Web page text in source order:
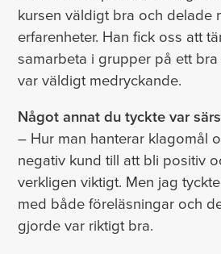
kursen väldigt bra och delade
erfarenheter. Han fick oss att
samarbeta i grupper på ett
var väldigt medryckande.
Något annat du tyckte var
– Hur man hanterar klagomål
negativ kund till att bli positiv
verkligen viktigt. Men jag
med både föreläsningar och
gjorde var riktigt bra.